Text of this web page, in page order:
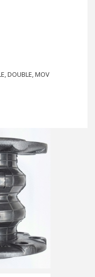
DOUBLE, MOV